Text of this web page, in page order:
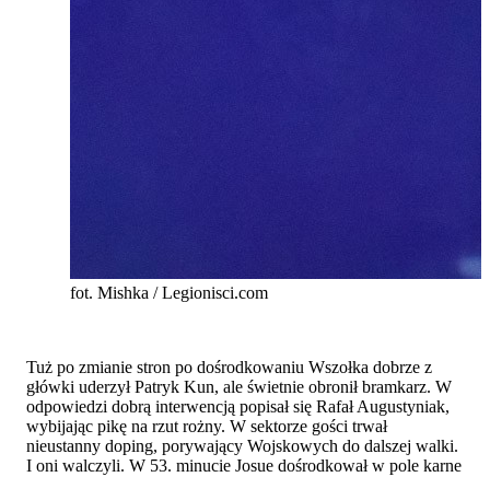
fot. Mishka / Legionisci.com
Tuż po zmianie stron po dośrodkowaniu Wszołka dobrze z
główki uderzył Patryk Kun, ale świetnie obronił bramkarz. W
odpowiedzi dobrą interwencją popisał się Rafał Augustyniak,
wybijając pikę na rzut rożny. W sektorze gości trwał
nieustanny doping, porywający Wojskowych do dalszej walki.
I oni walczyli. W 53. minucie Josue dośrodkował w pole karne